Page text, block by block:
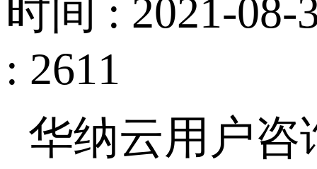
时间 : 2021-08-
: 2611
华纳云用户咨